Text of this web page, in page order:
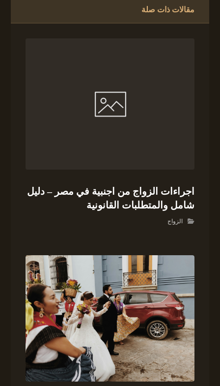
مقالات ذات صلة
اجراءات الزواج من اجنبية في مصر – دليل
شامل والمتطلبات القانونية
الزواج